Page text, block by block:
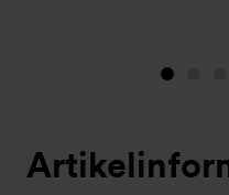
Image